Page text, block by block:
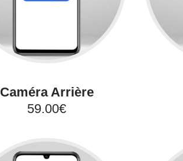
Caméra Arrière
59.00€